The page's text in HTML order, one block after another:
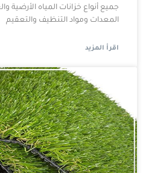
جميع أنواع خزانات المياه الأرضية
المعدات ومواد التنظيف والتعقيم
اقرأ المزيد